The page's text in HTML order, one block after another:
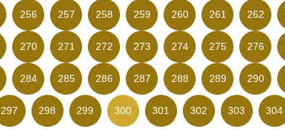
256 257 258 259 260 261 262
270 271 272 273 274 275 276
284 285 286 287 288 289 290
297 298 299 300 301 302 303 304